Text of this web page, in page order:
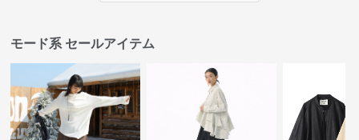
モード系 セールアイテム